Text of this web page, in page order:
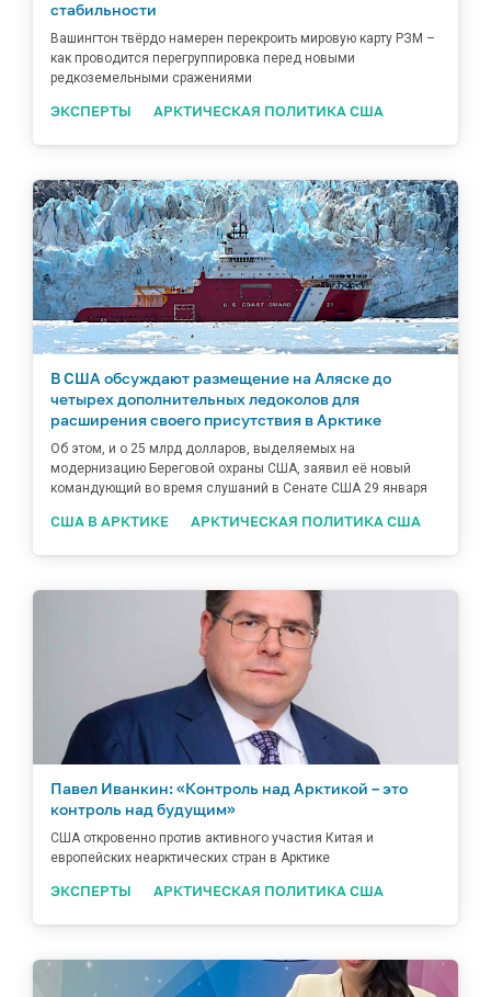
стабильности
Вашингтон твёрдо намерен перекроить мировую карту РЗМ –
как проводится перегруппировка перед новыми
редкоземельными сражениями
ЭКСПЕРТЫ АРКТИЧЕСКАЯ ПОЛИТИКА США
В США обсуждают размещение на Аляске до
четырех дополнительных ледоколов для
расширения своего присутствия в Арктике
Об этом, и о 25 млрд долларов, выделяемых на
модернизацию Береговой охраны США, заявил её новый
командующий во время слушаний в Сенате США 29 января
США В АРКТИКЕ АРКТИЧЕСКАЯ ПОЛИТИКА США
Павел Иванкин: «Контроль над Арктикой – это
контроль над будущим»
США откровенно против активного участия Китая и
европейских неарктических стран в Арктике
ЭКСПЕРТЫ АРКТИЧЕСКАЯ ПОЛИТИКА США